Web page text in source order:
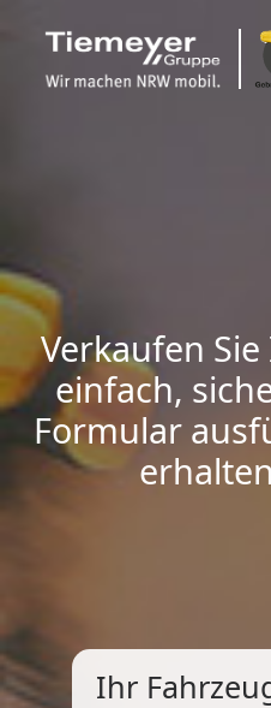
Verkaufen
einfach,
Formular
Ihr